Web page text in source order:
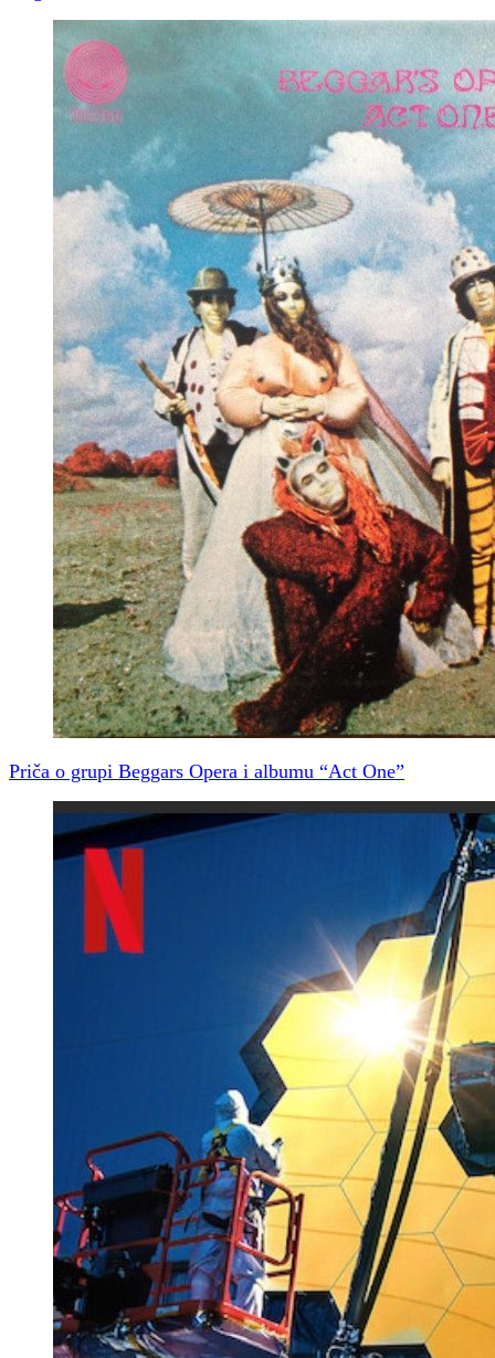
Priča o grupi Beggars Opera i albumu “Act One”